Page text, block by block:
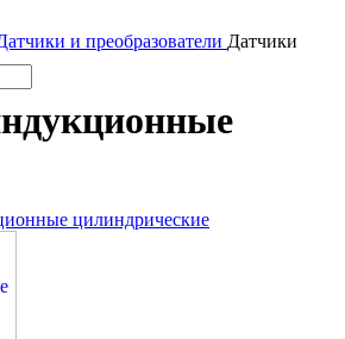
и преобразователи Датчики
цилиндрические